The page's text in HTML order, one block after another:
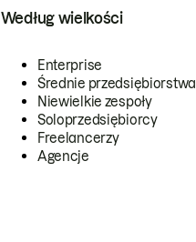
Według wielkości
Enterprise
Średnie przedsiębiorstwa
Niewielkie zespoły
Soloprzedsiębiorcy
Freelancerzy
Agencje